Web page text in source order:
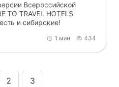
Всероссийской
TO TRAVEL HOTELS
и сибирские!
1 мин 434
2 3